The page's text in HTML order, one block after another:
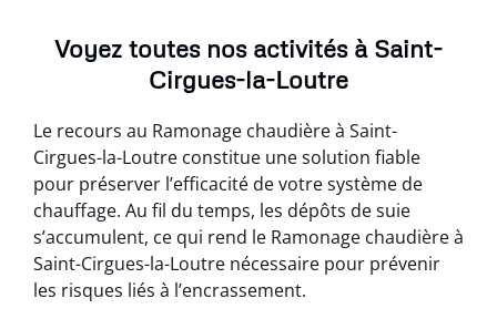
Voyez toutes nos activités à Saint-
Cirgues-la-Loutre
Le recours au Ramonage chaudière à Saint-
Cirgues-la-Loutre constitue une solution fiable
pour préserver l’efficacité de votre système de
chauffage. Au fil du temps, les dépôts de suie
s’accumulent, ce qui rend le Ramonage chaudière à
Saint-Cirgues-la-Loutre nécessaire pour prévenir
les risques liés à l’encrassement.